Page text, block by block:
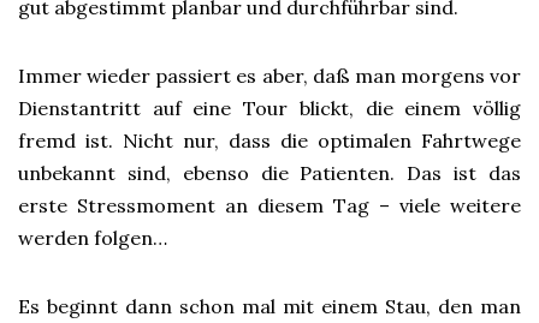
gut abgestimmt planbar und durchführbar sind.
Immer wieder passiert es aber, daß man morgens vor
Dienstantritt auf eine Tour blickt, die einem völlig
fremd ist. Nicht nur, dass die optimalen Fahrtwege
unbekannt sind, ebenso die Patienten. Das ist das
erste Stressmoment an diesem Tag – viele weitere
werden folgen…
Es beginnt dann schon mal mit einem Stau, den man